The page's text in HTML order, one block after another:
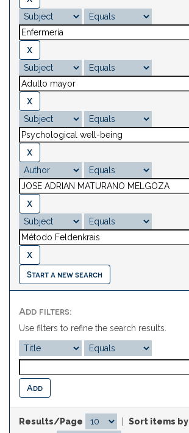
Start a new search
Add filters:
Use filters to refine the search results.
Results/Page
Sort items by